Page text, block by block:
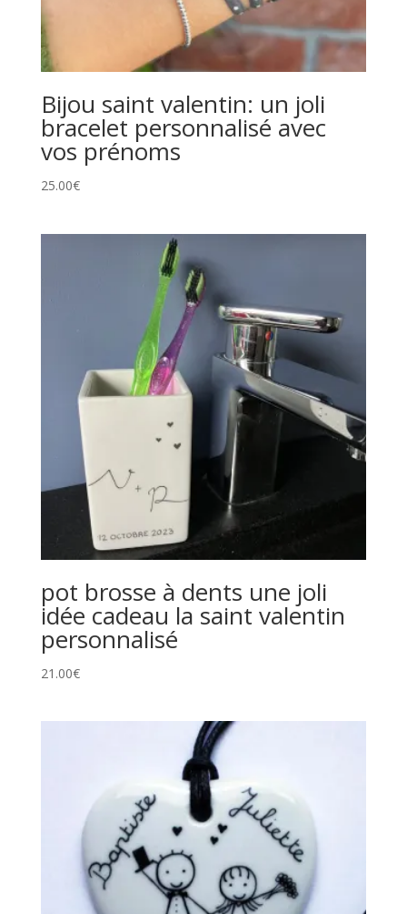
Bijou saint valentin: un joli
bracelet personnalisé avec
vos prénoms
25.00€
pot brosse à dents une joli
idée cadeau la saint valentin
personnalisé
21.00€